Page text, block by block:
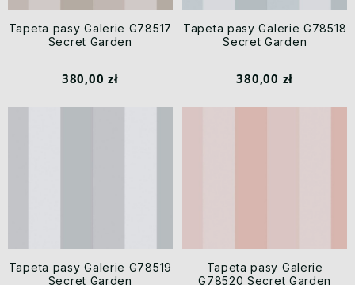
Tapeta pasy Galerie G78517
Secret Garden
380,00 zł
Tapeta pasy Galerie G78518
Secret Garden
380,00 zł
Tapeta pasy Galerie G78519
Secret Garden
Tapeta pasy Galerie
G78520 Secret Garden